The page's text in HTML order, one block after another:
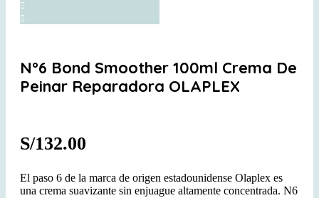
N°6 Bond Smoother 100ml Crema De
Peinar Reparadora OLAPLEX
S/132.00
El paso 6 de la marca de origen estadounidense Olaplex es
una crema suavizante sin enjuague altamente concentrada. N6